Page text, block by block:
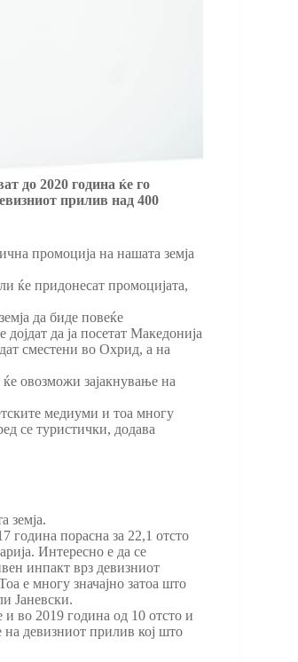
до 2020 година ќе го
прилив над 400
промоција на нашата земја
ќе придонесат промоцијата,
да биде повеќе
да ја посетат Македонија
сместени во Охрид, а на
овозможи зајакнување на
медиуми и тоа многу
се туристички, додава
земја.
година порасна за 22,1 отсто
Интересно е да се
инпакт врз девизниот
е многу значајно затоа што
Јаневски.
во 2019 година од 10 отсто и
девизниот прилив кој што